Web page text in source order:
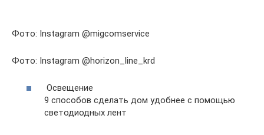
Фото: Instagram @migcomservice
Фото: Instagram @horizon_line_krd
Освещение
9 способов сделать дом удобнее с помощью
светодиодных лент